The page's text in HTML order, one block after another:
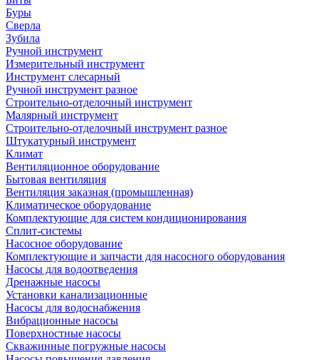
Буры
Сверла
Зубила
Ручной инструмент
Измерительный инструмент
Инструмент слесарный
Ручной инструмент разное
Строительно-отделочный инструмент
Малярный инструмент
Строительно-отделочный инструмент разное
Штукатурный инструмент
Климат
Вентиляционное оборудование
Бытовая вентиляция
Вентиляция заказная (промышленная)
Климатическое оборудование
Комплектующие для систем кондиционирования
Сплит-системы
Насосное оборудование
Комплектующие и запчасти для насосного оборудования
Насосы для водоотведения
Дренажные насосы
Установки канализационные
Насосы для водоснабжения
Вибрационные насосы
Поверхностные насосы
Скважинные погружные насосы